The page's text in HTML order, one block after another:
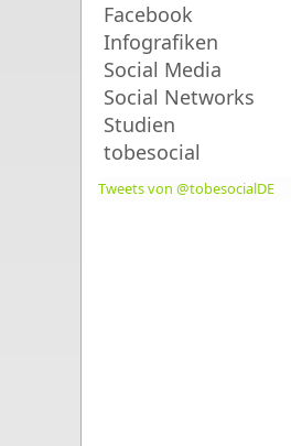
Facebook
Infografiken
Social Media
Social Networks
Studien
tobesocial
Tweets von @tobesocialDE